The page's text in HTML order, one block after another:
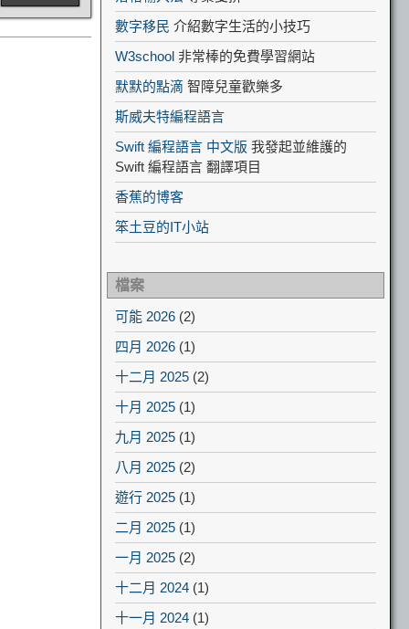
數字移民 介紹數字生活的小技巧
W3school 非常棒的免費學習網站
默默的點滴 智障兒童歡樂多
斯威夫特編程語言
Swift 編程語言 中文版 我發起並維護的
Swift 編程語言 翻譯項目
香蕉的博客
笨土豆的IT小站
檔案
可能 2026 (2)
四月 2026 (1)
十二月 2025 (2)
十月 2025 (1)
九月 2025 (1)
八月 2025 (2)
遊行 2025 (1)
二月 2025 (1)
一月 2025 (2)
十二月 2024 (1)
十一月 2024 (1)